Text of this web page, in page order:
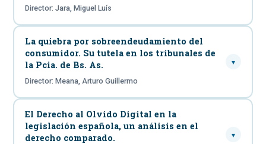
Director: Jara, Miguel Luís
La quiebra por sobreendeudamiento del
consumidor. Su tutela en los tribunales de
la Pcia. de Bs. As.
Director: Meana, Arturo Guillermo
▾
El Derecho al Olvido Digital en la
legislación española, un análisis en el
derecho comparado.
▾